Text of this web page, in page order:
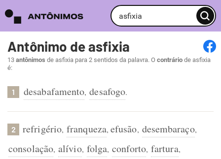
Antônimo de asfixia
13 antônimos de asfixia para 2 sentidos da palavra. O contrário de asfixia
é:
1 desabafamento, desafogo.
2 refrigério, franqueza, efusão, desembaraço,
consolação, alívio, folga, conforto, fartura,